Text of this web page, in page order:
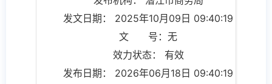
发文日期： 2025年10月09日 09:40:19
文 号：无
效力状态： 有效
发布日期： 2026年06月18日 09:40:19